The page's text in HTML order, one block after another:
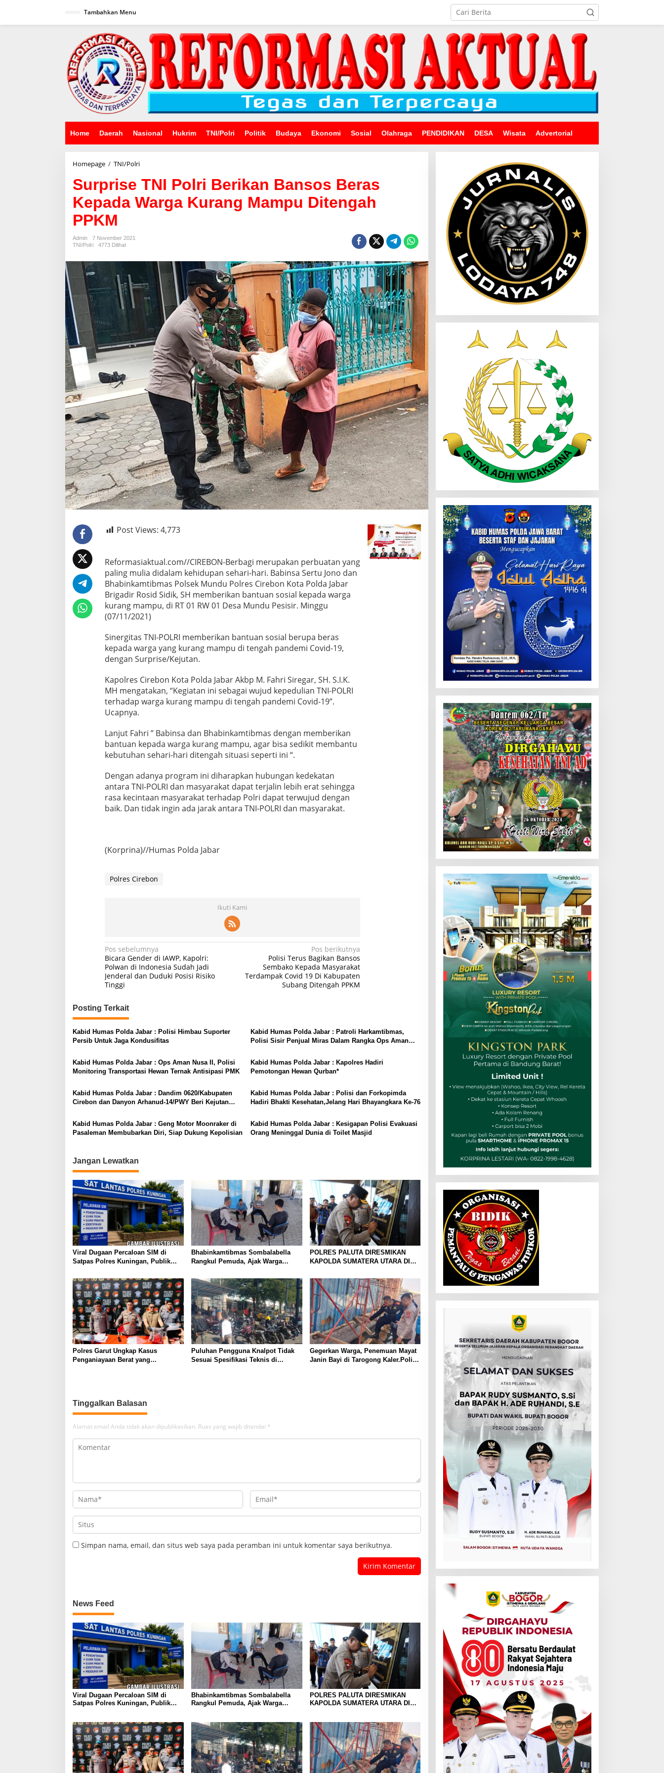
Tambahkan Menu
Home Daerah Nasional Hukrim TNI/Polri Politik Budaya Ekonomi Sosial Olahraga PENDIDIKAN DESA Wisata Advertorial
Homepage / TNI/PolriSurprise
Polri
Berikan
Bansos
Beras
PPKM
Surprise TNI Polri Berikan Bansos Beras
Kepada Warga Kurang Mampu Ditengah
PPKM
Admin
7 November 2021
TNI/Polri
4773 Dilihat
Post Views: 4,773
Reformasiaktual.com//CIREBON-Berbagi merupakan perbuatan yang
paling mulia didalam kehidupan sehari-hari. Babinsa Sertu Jono dan
Bhabinkamtibmas Polsek Mundu Polres Cirebon Kota Polda Jabar
Brigadir Rosid Sidik, SH memberikan bantuan sosial kepada warga
kurang mampu, di RT 01 RW 01 Desa Mundu Pesisir. Minggu
(07/11/2021)
Sinergitas TNI-POLRI memberikan bantuan sosial berupa beras
kepada warga yang kurang mampu di tengah pandemi Covid-19,
dengan Surprise/Kejutan.
Kapolres Cirebon Kota Polda Jabar Akbp M. Fahri Siregar, SH. S.I.K.
MH mengatakan, “Kegiatan ini sebagai wujud kepedulian TNI-POLRI
terhadap warga kurang mampu di tengah pandemi Covid-19”.
Ucapnya.
Lanjut Fahri ” Babinsa dan Bhabinkamtibmas dengan memberikan
bantuan kepada warga kurang mampu, agar bisa sedikit membantu
kebutuhan sehari-hari ditengah situasi seperti ini “.
Dengan adanya program ini diharapkan hubungan kedekatan
antara TNI-POLRI dan masyarakat dapat terjalin lebih erat sehingga
rasa kecintaan masyarakat terhadap Polri dapat terwujud dengan
baik. Dan tidak ingin ada jarak antara TNI-POLRI dan masyarakat.
(Korprina)//Humas Polda Jabar
Polres Cirebon
Ikuti Kami
Navigasi
pos
Pos sebelumnya
Bicara Gender di IAWP, Kapolri:
Polwan di Indonesia Sudah Jadi
Jenderal dan Duduki Posisi Risiko
Tinggi
Pos berikutnya
Polisi Terus Bagikan Bansos
Sembako Kepada Masyarakat
Terdampak Covid 19 Di Kabupaten
Subang Ditengah PPKM
Posting Terkait
Kabid Humas Polda Jabar : Polisi Himbau Suporter
Persib Untuk Jaga Kondusifitas
Kabid Humas Polda Jabar : Patroli Harkamtibmas,
Polisi Sisir Penjual Miras Dalam Rangka Ops Aman
Kabid Humas Polda Jabar : Ops Aman Nusa II, Polisi
Monitoring Transportasi Hewan Ternak Antisipasi PMK
Kabid Humas Polda Jabar : Kapolres Hadiri
Pemotongan Hewan Qurban*
Kabid Humas Polda Jabar : Dandim 0620/Kabupaten
Cirebon dan Danyon Arhanud-14/PWY Beri Kejutan
Kabid Humas Polda Jabar : Polisi dan Forkopimda
Hadiri Bhakti Kesehatan,Jelang Hari Bhayangkara Ke-76
Kabid Humas Polda Jabar : Geng Motor Moonraker di
Pasaleman Membubarkan Diri, Siap Dukung Kepolisian
Kabid Humas Polda Jabar : Kesigapan Polisi Evakuasi
Orang Meninggal Dunia di Toilet Masjid
Jangan Lewatkan
Viral Dugaan Percaloan SIM di
Satpas Polres Kuningan, Publik
Penguatan Pengawasan
Bhabinkamtibmas Sombalabella
Rangkul Pemuda, Ajak Warga
Semarakkan HUT Ke-81 RI
POLRES PALUTA DIRESMIKAN
KAPOLDA SUMATERA UTARA DI
Polres Garut Ungkap Kasus
Penganiayaan Berat yang
Puluhan Pengguna Knalpot Tidak
Sesuai Spesifikasi Teknis di
Gegerkan Warga, Penemuan Mayat
Janin Bayi di Tarogong Kaler.Polisi
Tinggalkan Balasan
Alamat email Anda tidak akan dipublikasikan. Ruas yang wajib ditandai *
Simpan nama, email, dan situs web saya pada peramban ini untuk komentar saya berikutnya.
News Feed
Viral Dugaan Percaloan SIM di
Satpas Polres Kuningan, Publik
Bhabinkamtibmas Sombalabella
Rangkul Pemuda, Ajak Warga
POLRES PALUTA DIRESMIKAN
KAPOLDA SUMATERA UTARA DI